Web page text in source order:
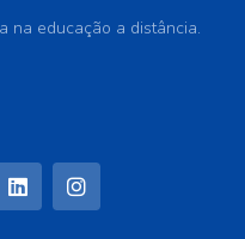
na educação a distância.